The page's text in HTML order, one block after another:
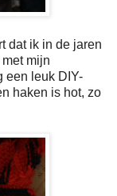
dat ik in de jaren
mijn
een leuk DIY-
haken is hot, zo